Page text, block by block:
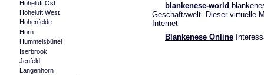
Hoheluft Ost
Hoheluft West
Hohenfelde
Horn
Hummelsbüttel
Iserbrook
Jenfeld
Langenhorn
blankenese-world
Geschäftswelt. Dieser virtuelle
Internet
Blankenese Online